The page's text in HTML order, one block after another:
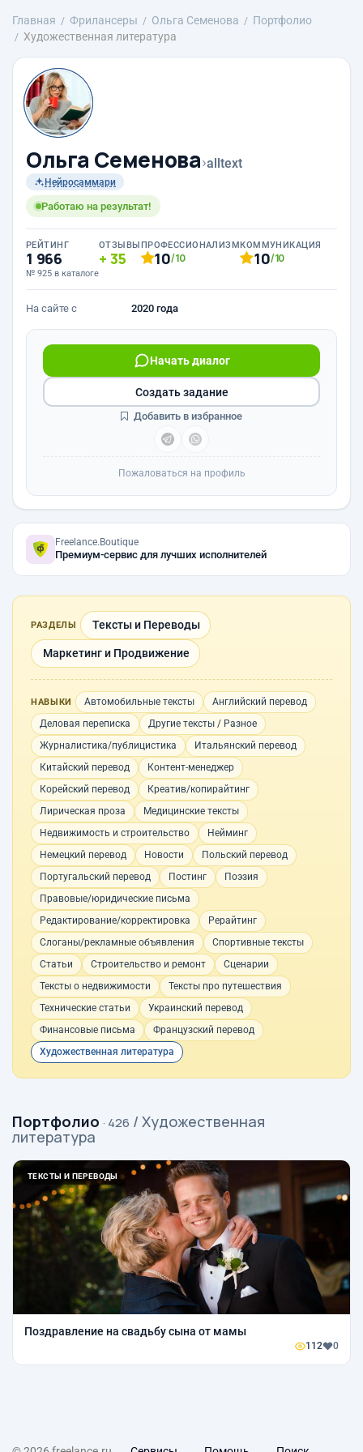
Главная Фрилансеры Ольга Семенова
Портфолио
Художественная литература
Ольга Семенова›alltext
Нейросаммари
Работаю на результат!
РЕЙТИНГ
1 966
№ 925 в каталоге
ОТЗЫВЫ
35
ПРОФЕССИОНАЛИЗМ
10/10
КОММУНИКАЦИЯ
10/10
На сайте с 2020 года
Начать диалог
Создать задание
Добавить в избранное
Пожаловаться на профиль
Freelance.Boutique
Премиум-сервис для лучших исполнителей
РАЗДЕЛЫ Тексты и Переводы
Маркетинг и Продвижение
НАВЫКИ Автомобильные тексты
Английский перевод
Деловая переписка
Другие тексты / Разное
Журналистика/публицистика
Итальянский перевод
Китайский перевод
Контент-менеджер
Корейский перевод
Креатив/копирайтинг
Лирическая проза
Медицинские тексты
Недвижимость и строительство
Нейминг
Немецкий перевод
Новости
Польский перевод
Португальский перевод
Постинг
Поэзия
Правовые/юридические письма
Редактирование/корректировка
Рерайтинг
Слоганы/рекламные объявления
Спортивные тексты
Статьи
Строительство и ремонт
Сценарии
Тексты о недвижимости
Тексты про путешествия
Технические статьи
Украинский перевод
Финансовые письма
Французский перевод
Художественная литература
Портфолио · 426 / Художественная
литература
ТЕКСТЫ И ПЕРЕВОДЫ
Поздравление на свадьбу сына от мамы
112 0